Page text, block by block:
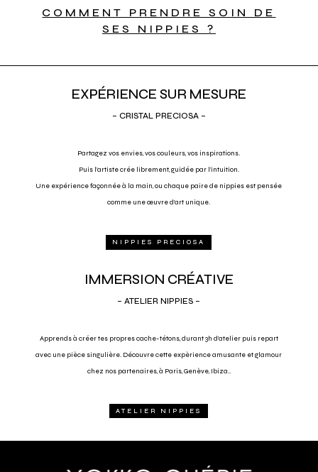
COMMENT PRENDRE SOIN DE
SES NIPPIES ?
EXPÉRIENCE SUR MESURE
– CRISTAL PRECIOSA –
Partagez vos envies, vos couleurs, vos inspirations.
Puis l’artiste crée librement, guidée par l’intuition.
Une expérience façonnée à la main, ou chaque paire de nippies est pensée
comme une œuvre d’art unique.
NIPPIES PRECIOSA
IMMERSION CRÉATIVE
– ATELIER NIPPIES –
Apprends à créer tes propres cache-tétons, durant 3h d’atelier puis repart
avec une pièce singulière. Découvre cette expèrience amusante et glamour
chez nos partenaires, à Paris, Genève, Ibiza..
ATELIER NIPPIES